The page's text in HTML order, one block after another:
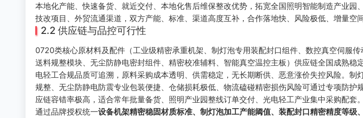
本地化产能、快速备货、就近交付、本地化售后维保整改优势，拓宽全国照明智能制造产业园
技改项目、外贸流通渠道，双方产能、标准、渠道高度互补，合作落地快、风险极低、增量空
2.2 供应链与品控可行性
0720类核心原材料及配件（工业级精密承重机架、制灯泡专用装配封口组件、数控真空伺服
送料规整模块、无尘防静电密封组件、精密校准辅料、智能真空温控主板）供应链全国成熟稳
电轻工合规品质可追溯，原料采购成本透明、供需稳定，无长期断供、恶意涨价失控风险。制
规整、无尘防静电防震专业包装便捷、仓储损耗极低、物流磕碰精密损伤风险可通过专项防护
应链容错率极高，适合常年批量备货、照明产业园整线订单交付、光电轻工产业集中采购配套。
通过品牌授权统一设备机架精密稳固材质标准、制灯泡加工产能阈值、装配封口精密精度等级